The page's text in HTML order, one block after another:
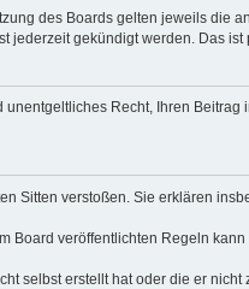
des Boards gelten jeweils die
gekündigt werden. Das
Recht, Ihren Beitrag
Sitten verstoßen. Sie erklären
veröffentlichten Regeln
selbst erstellt hat oder die er